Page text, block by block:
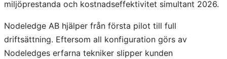
miljöprestanda och kostnadseffektivitet simultant 2026.
Nodeledge AB hjälper från första pilot till full
driftsättning. Eftersom all konfiguration görs av
Nodeledges erfarna tekniker slipper kunden